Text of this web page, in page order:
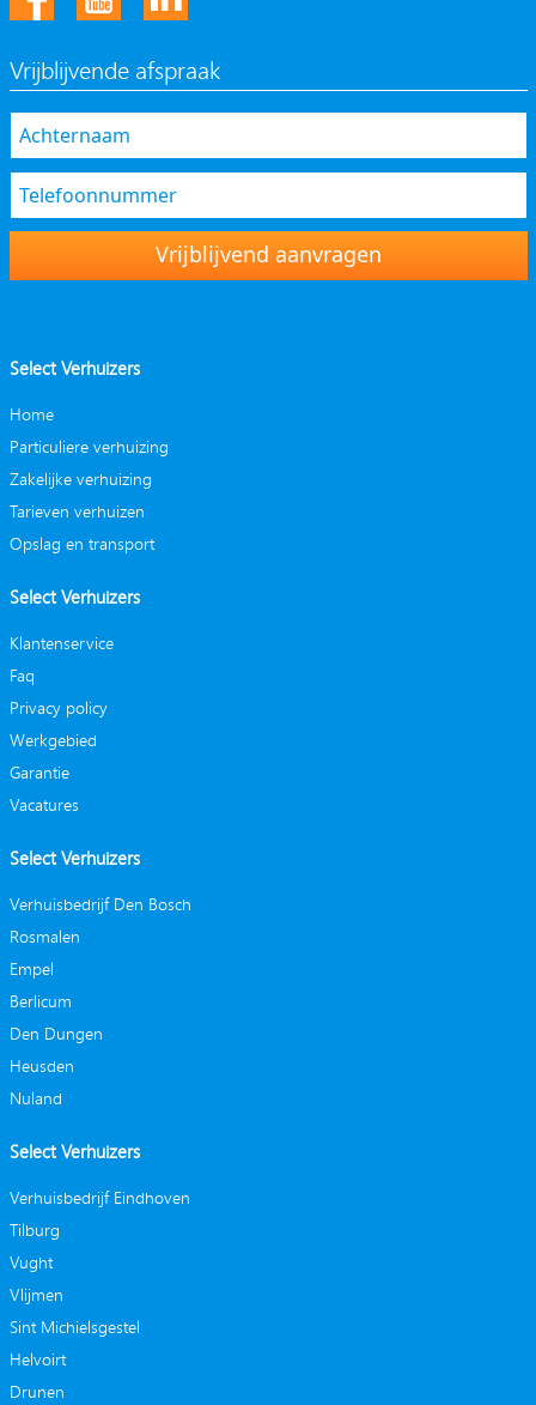
Vrijblijvende afspraak
Vrijblijvend aanvragen
Select Verhuizers
Home
Particuliere verhuizing
Zakelijke verhuizing
Tarieven verhuizen
Opslag en transport
Select Verhuizers
Klantenservice
Faq
Privacy policy
Werkgebied
Garantie
Vacatures
Select Verhuizers
Verhuisbedrijf Den Bosch
Rosmalen
Empel
Berlicum
Den Dungen
Heusden
Nuland
Select Verhuizers
Verhuisbedrijf Eindhoven
Tilburg
Vught
Vlijmen
Sint Michielsgestel
Helvoirt
Drunen